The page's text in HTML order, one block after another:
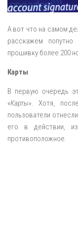
А вот что на самом
расскажем
прошивку более 200
Карты
В первую очередь
«Карты». Хотя,
пользователи
его в действии,
противоположное.